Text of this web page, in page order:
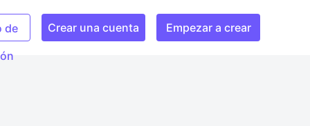
de
Crear una cuenta Empezar a crear